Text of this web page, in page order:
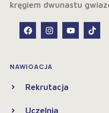
NAWIGACJA
Rekrutacja
Uczelnia